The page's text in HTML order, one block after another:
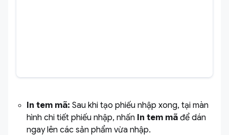
In tem mã: Sau khi tạo phiếu nhập xong, tại màn
hình chi tiết phiếu nhập, nhấn In tem mã để dán
ngay lên các sản phẩm vừa nhập.